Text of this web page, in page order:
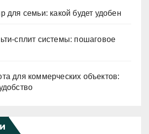
для семьи: какой будет удобен
сплит системы: пошаговое
для коммерческих объектов: